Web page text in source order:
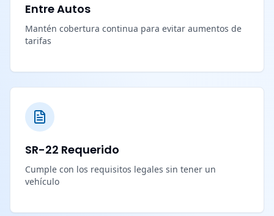
Entre Autos
Mantén cobertura continua para evitar aumentos de
tarifas
SR-22 Requerido
Cumple con los requisitos legales sin tener un
vehículo